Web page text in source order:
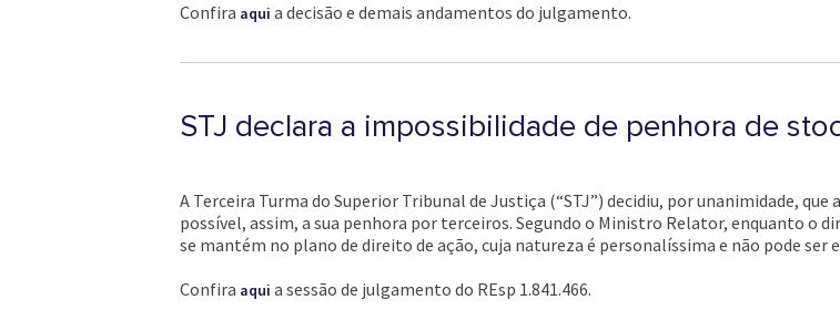
Confira aqui a decisão e demais andamentos do julgamento.
STJ declara a impossibilidade de penhora de
A Terceira Turma do Superior Tribunal de Justiça (“STJ”) decidiu, por unanimidade,
possível, assim, a sua penhora por terceiros. Segundo o Ministro Relator, enquanto o
se mantém no plano de direito de ação, cuja natureza é personalíssima e não pode ser
Confira aqui a sessão de julgamento do REsp 1.841.466.